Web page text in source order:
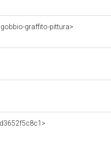
graffito-pittura>